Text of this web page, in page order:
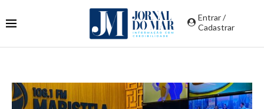
Entrar /
Cadastrar